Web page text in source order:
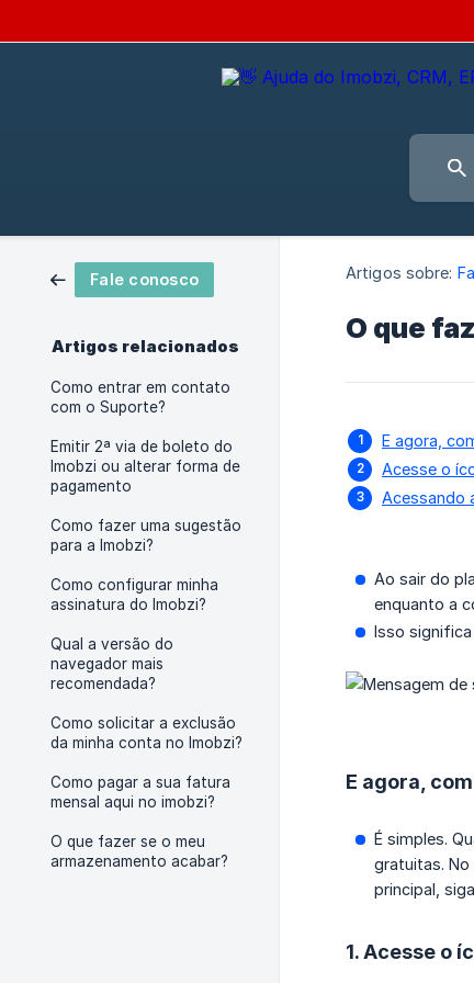
Fale conosco
Artigos relacionados
Como entrar em contato
com o Suporte?
Emitir 2ª via de boleto do
Imobzi ou alterar forma de
pagamento
Como fazer uma sugestão
para a Imobzi?
Como configurar minha
assinatura do Imobzi?
Qual a versão do
navegador mais
recomendada?
Como solicitar a exclusão
da minha conta no Imobzi?
Como pagar a sua fatura
mensal aqui no imobzi?
O que fazer se o meu
armazenamento acabar?
Artigos sobre:
O que
E agora,
Acesse o
Acessando
Ao sair do
enquanto a
Isso
E agora,
É simples.
gratuitas.
principal,
1. Acesse o